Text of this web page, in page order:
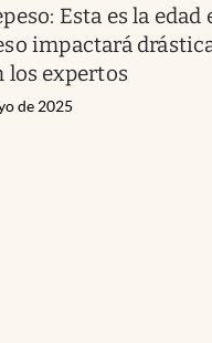
Esta es la edad
impactará
los expertos
de 2025